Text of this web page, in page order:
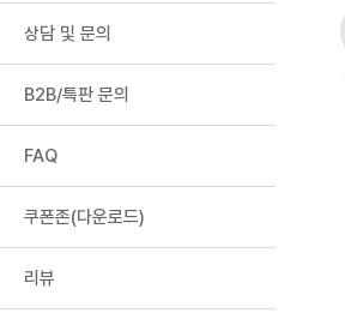
상담 및 문의
B2B/특판 문의
FAQ
쿠폰존(다운로드)
리뷰